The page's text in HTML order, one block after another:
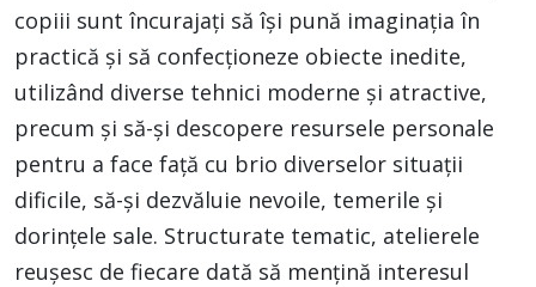
copiii sunt încurajați să își pună imaginația în
practică și să confecționeze obiecte inedite,
utilizând diverse tehnici moderne și atractive,
precum și să-și descopere resursele personale
pentru a face față cu brio diverselor situații
dificile, să-și dezvăluie nevoile, temerile și
dorințele sale. Structurate tematic, atelierele
reușesc de fiecare dată să mențină interesul